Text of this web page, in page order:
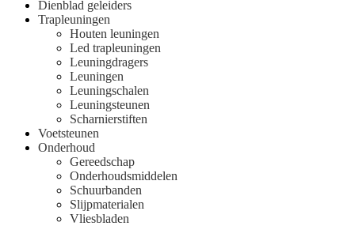
Dienblad geleiders
Trapleuningen
Houten leuningen
Led trapleuningen
Leuningdragers
Leuningen
Leuningschalen
Leuningsteunen
Scharnierstiften
Voetsteunen
Onderhoud
Gereedschap
Onderhoudsmiddelen
Schuurbanden
Slijpmaterialen
Vliesbladen